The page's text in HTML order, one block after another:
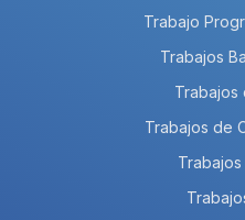
Trabajo
Trabajos
Trabajos
Trabajos de